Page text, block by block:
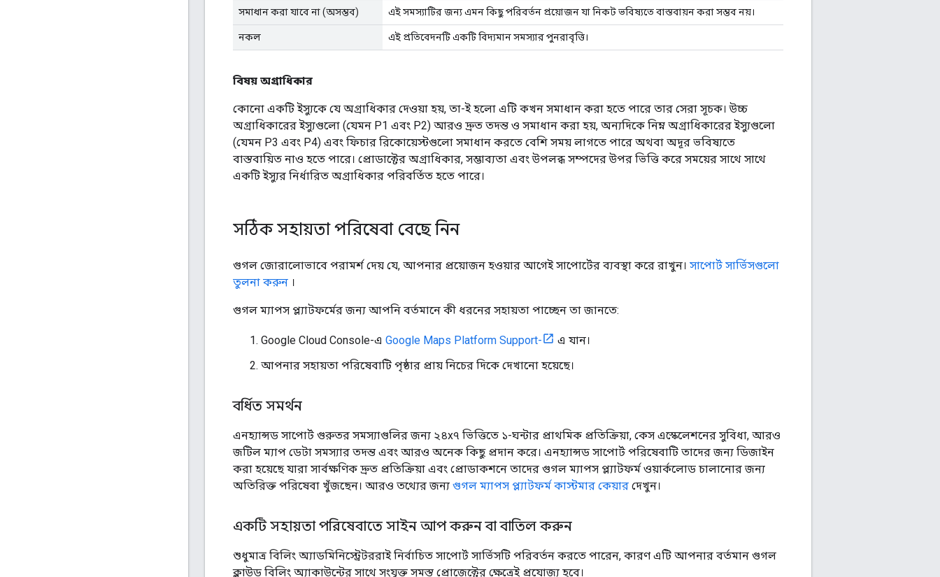
সমাধান করা যাবে না (অসম্ভব) এই সমস্যাটির জন্য এমন কিছু পরিবর্তন প্রয়োজন যা নিকট ভবিষ্যতে বাস্তবায়ন করা সম্ভব নয়।
নকল এই প্রতিবেদনটি একটি বিদ্যমান সমস্যার পুনরাবৃত্তি।
বিষয় অগ্রাধিকার
কোনো একটি ইস্যুকে যে অগ্রাধিকার দেওয়া হয়, তা-ই হলো এটি কখন সমাধান করা হতে পারে তার সেরা সূচক। উচ্চ
অগ্রাধিকারের ইস্যুগুলো (যেমন P1 এবং P2) আরও দ্রুত তদন্ত ও সমাধান করা হয়, অন্যদিকে নিম্ন অগ্রাধিকারের ইস্যুগুলো
(যেমন P3 এবং P4) এবং ফিচার রিকোয়েস্টগুলো সমাধান করতে বেশি সময় লাগতে পারে অথবা অদূর ভবিষ্যতে
বাস্তবায়িত নাও হতে পারে। প্রোডাক্টের অগ্রাধিকার, সম্ভাব্যতা এবং উপলব্ধ সম্পদের উপর ভিত্তি করে সময়ের সাথে সাথে
একটি ইস্যুর নির্ধারিত অগ্রাধিকার পরিবর্তিত হতে পারে।
সঠিক সহায়তা পরিষেবা বেছে নিন
গুগল জোরালোভাবে পরামর্শ দেয় যে, আপনার প্রয়োজন হওয়ার আগেই সাপোর্টের ব্যবস্থা করে রাখুন। সাপোর্ট সার্ভিসগুলো
তুলনা করুন ।
গুগল ম্যাপস প্ল্যাটফর্মের জন্য আপনি বর্তমানে কী ধরনের সহায়তা পাচ্ছেন তা জানতে:
Google Cloud Console-এ Google Maps Platform Support-
এ যান।
আপনার সহায়তা পরিষেবাটি পৃষ্ঠার প্রায় নিচের দিকে দেখানো হয়েছে।
বর্ধিত সমর্থন
এনহ্যান্সড সাপোর্ট গুরুতর সমস্যাগুলির জন্য ২৪x৭ ভিত্তিতে ১-ঘন্টার প্রাথমিক প্রতিক্রিয়া, কেস এস্কেলেশনের সুবিধা, আরও
জটিল ম্যাপ ডেটা সমস্যার তদন্ত এবং আরও অনেক কিছু প্রদান করে। এনহ্যান্সড সাপোর্ট পরিষেবাটি তাদের জন্য ডিজাইন
করা হয়েছে যারা সার্বক্ষণিক দ্রুত প্রতিক্রিয়া এবং প্রোডাকশনে তাদের গুগল ম্যাপস প্ল্যাটফর্ম ওয়ার্কলোড চালানোর জন্য
অতিরিক্ত পরিষেবা খুঁজছেন। আরও তথ্যের জন্য গুগল ম্যাপস প্ল্যাটফর্ম কাস্টমার কেয়ার দেখুন।
একটি সহায়তা পরিষেবাতে সাইন আপ করুন বা বাতিল করুন
শুধুমাত্র বিলিং অ্যাডমিনিস্ট্রেটররাই নির্বাচিত সাপোর্ট সার্ভিসটি পরিবর্তন করতে পারেন, কারণ এটি আপনার বর্তমান গুগল
ক্লাউড বিলিং অ্যাকাউন্টের সাথে সংযুক্ত সমস্ত প্রোজেক্টের ক্ষেত্রেই প্রযোজ্য হবে।